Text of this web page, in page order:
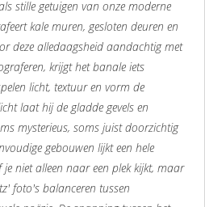
stille getuigen van onze moderne
kale muren, gesloten deuren en
deze alledaagsheid aandachtig met
krijgt het banale iets
licht, textuur en vorm de
laat hij de gladde gevels en
mysterieus, soms juist doorzichtig
gebouwen lijkt een hele
je niet alleen naar een plek kijkt, maar
foto's balanceren tussen